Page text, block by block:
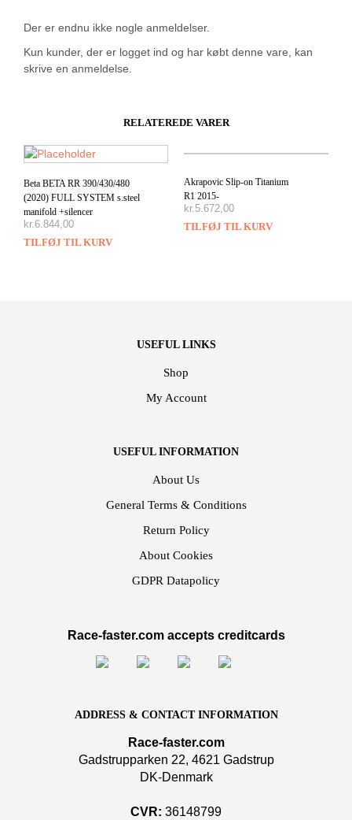
Der er endnu ikke nogle anmeldelser.
Kun kunder, der er logget ind og har købt denne vare, kan
skrive en anmeldelse.
RELATEREDE VARER
Beta BETA RR 390/430/480
(2020) FULL SYSTEM s.steel
manifold +silencer
kr.6.844,00
TILFØJ TIL KURV
Akrapovic Slip-on Titanium
R1 2015-
kr.5.672,00
TILFØJ TIL KURV
USEFUL LINKS
Shop
My Account
USEFUL INFORMATION
About Us
General Terms & Conditions
Return Policy
About Cookies
GDPR Datapolicy
Race-faster.com accepts creditcards
ADDRESS & CONTACT INFORMATION
Race-faster.com
Gadstrupparken 22, 4621 Gadstrup
DK-Denmark
CVR: 36148799